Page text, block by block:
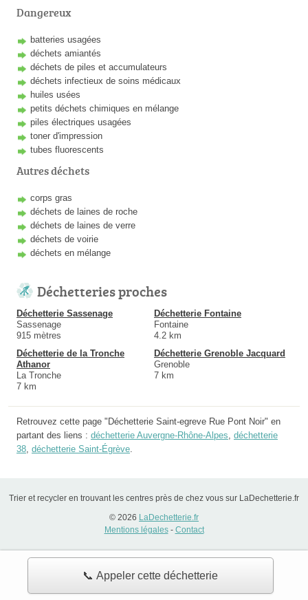
📞 Appeler cette déchetterie
Dangereux
batteries usagées
déchets amiantés
déchets de piles et accumulateurs
déchets infectieux de soins médicaux
huiles usées
petits déchets chimiques en mélange
piles électriques usagées
toner d'impression
tubes fluorescents
Autres déchets
corps gras
déchets de laines de roche
déchets de laines de verre
déchets de voirie
déchets en mélange
Déchetteries proches
Déchetterie Sassenage
Sassenage
915 mètres
Déchetterie Fontaine
Fontaine
4.2 km
Déchetterie de la Tronche
Athanor
La Tronche
7 km
Déchetterie Grenoble Jacquard
Grenoble
7 km
Retrouvez cette page "Déchetterie Saint-egreve Rue Pont Noir" en
partant des liens : déchetterie Auvergne-Rhône-Alpes, déchetterie
38, déchetterie Saint-Égrève.
Trier et recycler en trouvant les centres près de chez vous sur LaDechetterie.fr
© 2026 LaDechetterie.fr
Mentions légales- Contact